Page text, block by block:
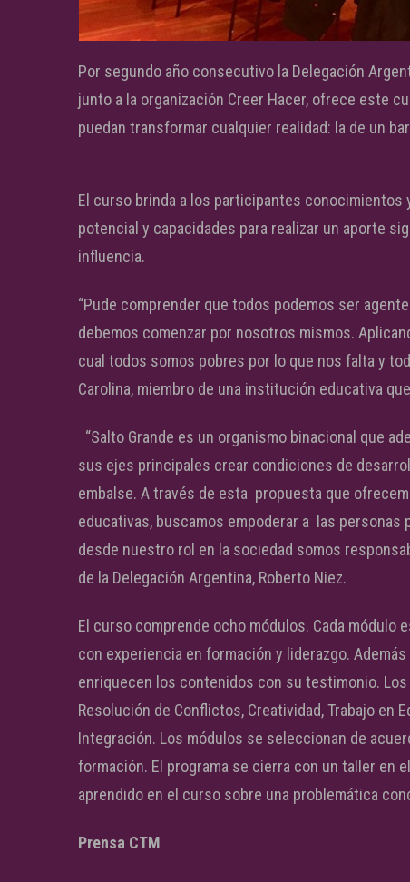
Por segundo año consecutivo la Delegación
junto a la organización Creer Hacer, ofrece este
puedan transformar cualquier realidad: la de un
El curso brinda a los participantes conocimientos
potencial y capacidades para realizar un aporte
influencia.
“Pude comprender que todos podemos ser
debemos comenzar por nosotros mismos.
cual todos somos pobres por lo que nos falta y
Carolina, miembro de una institución educativa
“Salto Grande es un organismo binacional que
sus ejes principales crear condiciones de
embalse. A través de esta propuesta que
educativas, buscamos empoderar a las personas
desde nuestro rol en la sociedad somos
de la Delegación Argentina, Roberto Niez.
El curso comprende ocho módulos. Cada
con experiencia en formación y liderazgo.
enriquecen los contenidos con su testimonio.
Resolución de Conflictos, Creatividad, Trabajo en
Integración. Los módulos se seleccionan de
formación. El programa se cierra con un taller en
aprendido en el curso sobre una problemática
Prensa CTM